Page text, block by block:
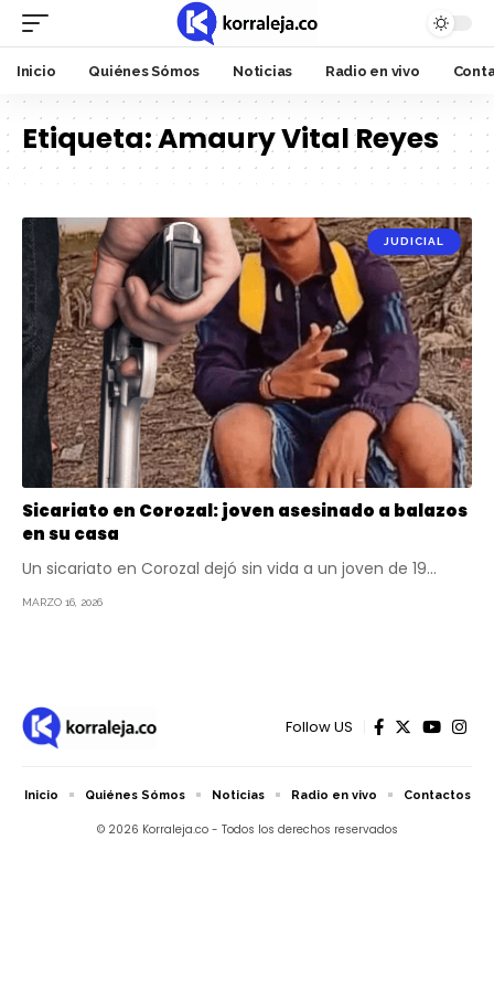
Inicio Quiénes Sómos Noticias Radio en vivo
Etiqueta:Amaury Vital Reyes
JUDICIAL
Sicariato en Corozal: joven asesinado a balazos
en su casa
Un sicariato en Corozal dejó sin vida a un joven de 19…
MARZO 16, 2026
Follow US
© 2026 Korraleja.co - Todos los derechos reservados
Inicio Quiénes Sómos Noticias Radio en vivo Contactos